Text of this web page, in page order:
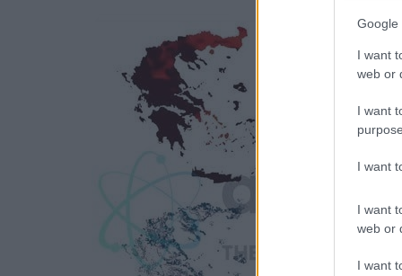
Google
I want
web or
I want
I want
I want
web or
I want